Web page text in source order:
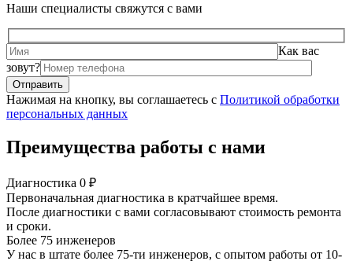
Наши специалисты свяжутся с вами
Как вас
зовут?
Нажимая на кнопку, вы соглашаетесь с Политикой обработки
персональных данных
Преимущества работы с нами
Диагностика 0 ₽
Первоначальная диагностика в кратчайшее время.
После диагностики с вами согласовывают стоимость ремонта
и сроки.
Более 75 инженеров
У нас в штате более 75-ти инженеров, с опытом работы от 10-